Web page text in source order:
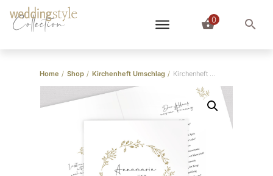
Collection 0
Home / Shop / Kirchenheft Umschlag / Kirchenheft Umschlag “Wild Flowers”